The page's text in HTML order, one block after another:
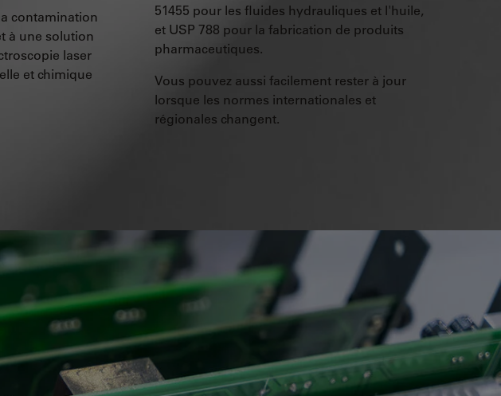
contamination
à une solution
laser
et chimique
51455 pour les fluides hydrauliques et l'huile,
et USP 788 pour la fabrication de produits
pharmaceutiques.
Vous pouvez aussi facilement rester à jour
lorsque les normes internationales et
régionales changent.